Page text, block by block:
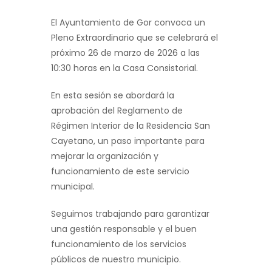
El Ayuntamiento de Gor convoca un
Pleno Extraordinario que se celebrará el
próximo 26 de marzo de 2026 a las
10:30 horas en la Casa Consistorial.
En esta sesión se abordará la
aprobación del Reglamento de
Régimen Interior de la Residencia San
Cayetano, un paso importante para
mejorar la organización y
funcionamiento de este servicio
municipal.
Seguimos trabajando para garantizar
una gestión responsable y el buen
funcionamiento de los servicios
públicos de nuestro municipio.